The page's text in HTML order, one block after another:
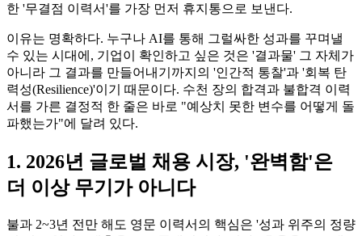
한 '무결점 이력서'를 가장 먼저 휴지통으로 보낸다.
이유는 명확하다. 누구나 AI를 통해 그럴싸한 성과를 꾸며낼
수 있는 시대에, 기업이 확인하고 싶은 것은 '결과물' 그 자체가
아니라 그 결과를 만들어내기까지의 '인간적 통찰'과 '회복 탄
력성(Resilience)'이기 때문이다. 수천 장의 합격과 불합격 이력
서를 가른 결정적 한 줄은 바로 "예상치 못한 변수를 어떻게 돌
파했는가"에 달려 있다.
1. 2026년 글로벌 채용 시장, '완벽함'은
더 이상 무기가 아니다
불과 2~3년 전만 해도 영문 이력서의 핵심은 '성과 위주의 정량